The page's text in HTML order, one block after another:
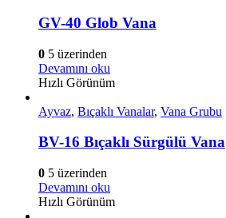
GV-40 Glob Vana
0 5 üzerinden
Devamını oku
Hızlı Görünüm
Ayvaz, Bıçaklı Vanalar, Vana Grubu
BV-16 Bıçaklı Sürgülü Vana
0 5 üzerinden
Devamını oku
Hızlı Görünüm